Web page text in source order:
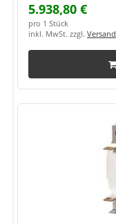
5.938,80 €
pro 1 Stück
inkl. MwSt. zzgl. Versand